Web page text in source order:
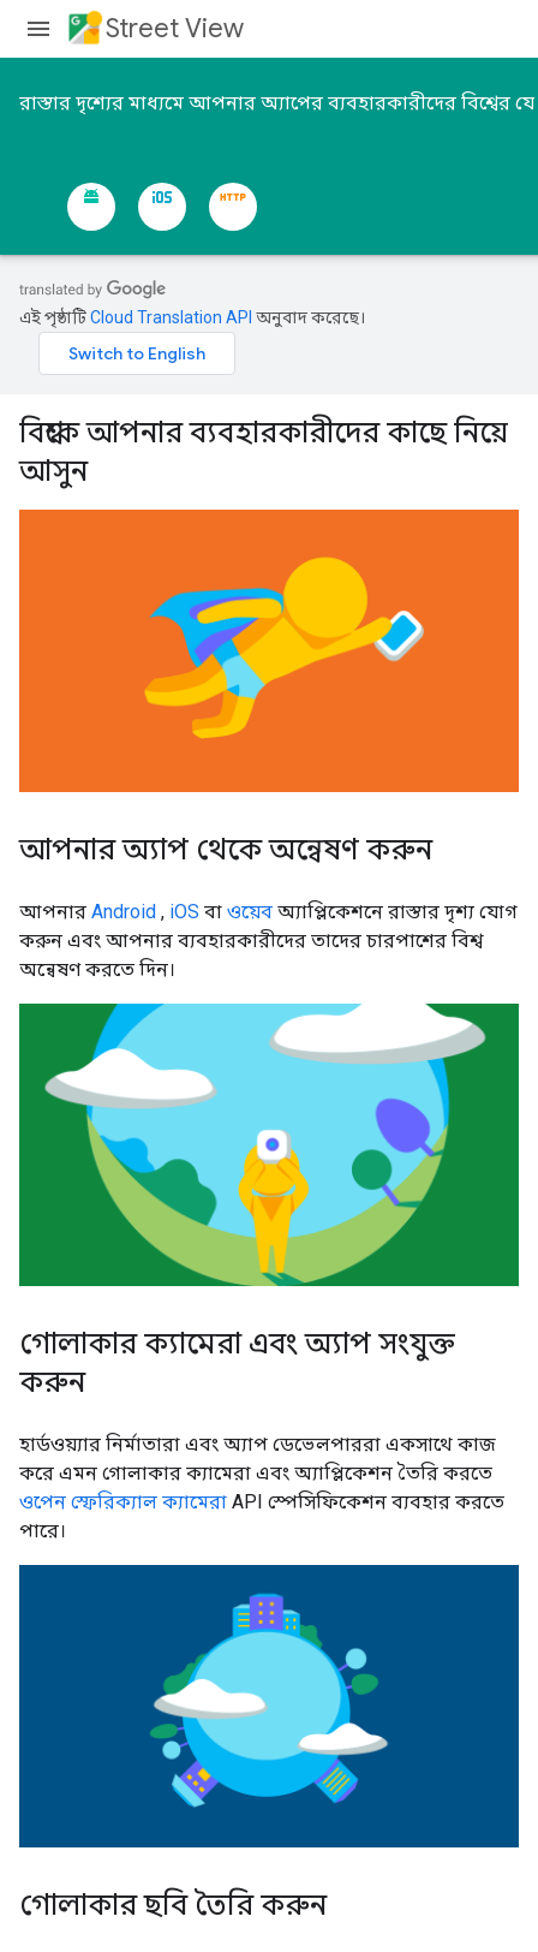
Street View
রাস্তার দৃশ্যের মাধ্যমে আপনার অ্যাপের ব্যবহারকারীদের বিশ্বের
এই পৃষ্ঠাটিCloud Translation API অনুবাদ করেছে।
বিশ্বকে আপনার ব্যবহারকারীদের কাছে নিয়ে
আসুন
আপনার অ্যাপ থেকে অন্বেষণ করুন
আপনার Android , iOS বা ওয়েব অ্যাপ্লিকেশনে রাস্তার দৃশ্য যোগ
করুন এবং আপনার ব্যবহারকারীদের তাদের চারপাশের বিশ্ব
অন্বেষণ করতে দিন।
গোলাকার ক্যামেরা এবং অ্যাপ সংযুক্ত
করুন
হার্ডওয়্যার নির্মাতারা এবং অ্যাপ ডেভেলপাররা একসাথে কাজ
করে এমন গোলাকার ক্যামেরা এবং অ্যাপ্লিকেশন তৈরি করতে
ওপেন স্ফেরিক্যাল ক্যামেরা API স্পেসিফিকেশন ব্যবহার করতে
পারে।
গোলাকার ছবি তৈরি করুন